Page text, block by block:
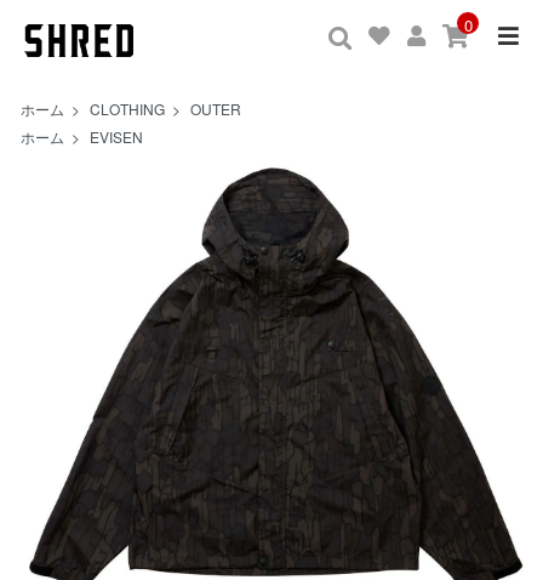
0
ホーム > CLOTHING > OUTER
ホーム > EVISEN